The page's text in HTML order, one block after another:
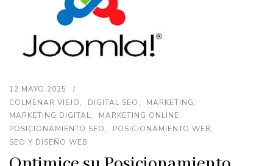
12 MAYO 2025
COLMENAR VIEJO
DIGITAL SEO
MARKETING
MARKETING DIGITAL
MARKETING ONLINE
POSICIONAMIENTO SEO
POSICIONAMIENTO WEB
SEO Y DISEÑO WEB